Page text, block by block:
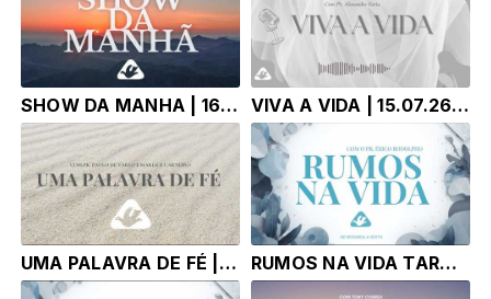
SHOW DA MANHA | 16.07.26 | TONY CORREA VIVA A VIDA | 15.07.26 | Pr. Alexandre Faria
UMA PALAVRA DE FÉ | 15.07.26 | Pr. Érico Rodolpho Bussinger RUMOS NA VIDA TARDE | 15.07.26 | Pr. Érico Rodolpho Bussinger